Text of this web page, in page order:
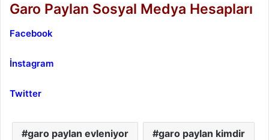
Garo Paylan Sosyal Medya Hesapları
Facebook
İnstagram
Twitter
garo paylan evleniyor garo paylan kimdir